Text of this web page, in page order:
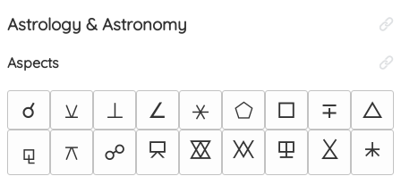
Astrology & Astronomy
Aspects
☌ ⚺ ⊥ ∠ ⚹ ⬠ □ ∓
△
⚼
⚻ ☍ ⯳ ⯴ ⯵ ⯶ ⯷ ⯸